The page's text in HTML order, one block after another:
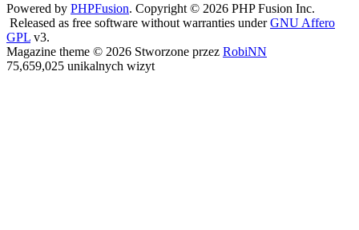
Powered by PHPFusion. Copyright © 2026 PHP Fusion Inc.
Released as free software without warranties underGNU Affero
GPL v3.
Magazine theme © 2026 Stworzone przez RobiNN
75,659,025 unikalnych wizyt